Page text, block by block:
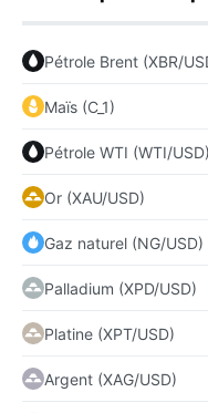
Pétrole Brent (XBR/
Maïs (C_1)
Pétrole WTI (WTI/USD)
Or (XAU/USD)
Gaz naturel (NG/USD)
Palladium (XPD/USD)
Platine (XPT/USD)
Argent (XAG/USD)